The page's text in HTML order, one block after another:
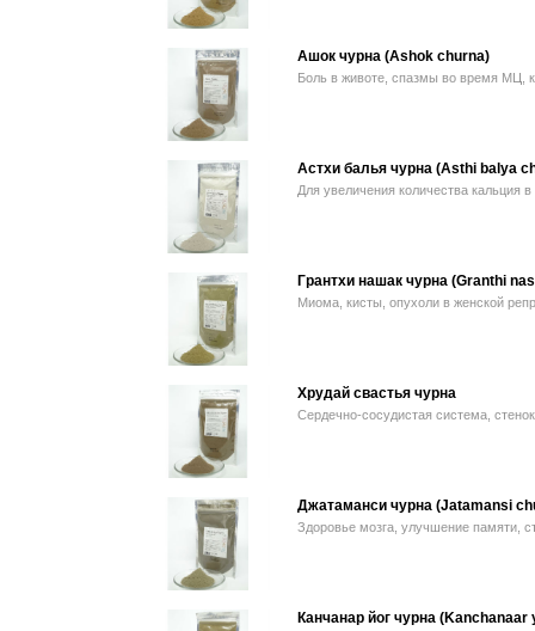
Ашок чурна (Ashok churna)
Боль в животе, спазмы во время МЦ,
Астхи балья чурна (Asthi balya
Для увеличения количества кальция в
Грантхи нашак чурна (Granthi
Миома, кисты, опухоли в женской
Хрудай свастья чурна
Сердечно-сосудистая система,
Джатаманси чурна (Jatamansi
Здоровье мозга, улучшение памяти,
Канчанар йог чурна (Kanchanaar